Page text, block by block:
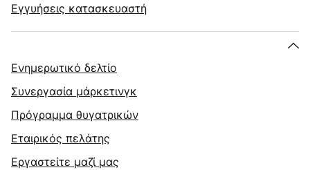
Εγγυήσεις κατασκευαστή
Ενημερωτικό δελτίο
Συνεργασία μάρκετινγκ
Πρόγραμμα θυγατρικών
Εταιρικός πελάτης
Εργαστείτε μαζί μας